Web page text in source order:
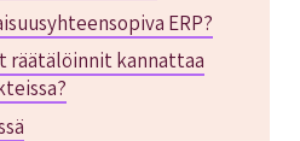
ERP?
räätälöinnit kannattaa